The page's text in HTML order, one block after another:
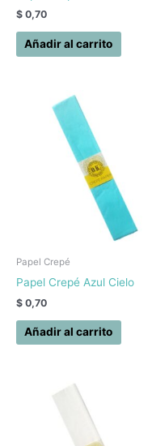
$ 0,70
Añadir al carrito
Papel Crepé
Papel Crepé Azul Cielo
$ 0,70
Añadir al carrito